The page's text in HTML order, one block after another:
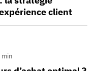
client
min